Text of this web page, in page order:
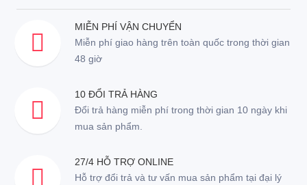
MIỄN PHÍ VẬN CHUYỂN
Miễn phí giao hàng trên toàn quốc trong thời gian
48 giờ
10 ĐỔI TRẢ HÀNG
Đổi trả hàng miễn phí trong thời gian 10 ngày khi
mua sản phẩm.
27/4 HỖ TRỢ ONLINE
Hỗ trợ đổi trả và tư vấn mua sản phẩm tại đại lý